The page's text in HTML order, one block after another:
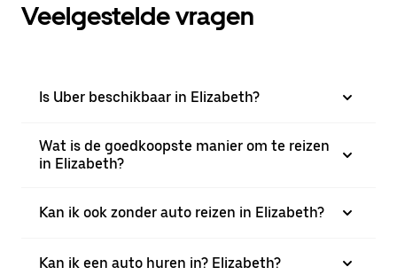
Veelgestelde vragen
Is Uber beschikbaar in Elizabeth?
Wat is de goedkoopste manier om te reizen
in Elizabeth?
Kan ik ook zonder auto reizen in Elizabeth?
Kan ik een auto huren in? Elizabeth?